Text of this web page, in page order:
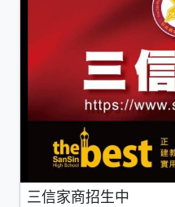
三信家商招生中